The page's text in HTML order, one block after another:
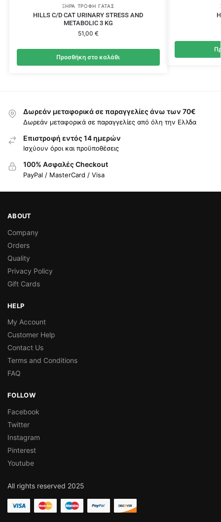
ΞΗΡΆ ΤΡΟΦΉ ΓΆΤΑΣ
HILLS C/D CAT URINARY STRESS AND
METABOLIC 3 KG
51,00 €
Προσθήκη στο καλάθι
Δωρεάν μεταφορικά σε παραγγελίες άνω των 70€
Δωρεάν μεταφορικά σε παραγγελίες από όλη την Ελλδα
Επιστροφή εντός 14 ημερών
Ισχύουν όροι και προϋποθέσεις
100% Ασφαλές Checkout
PayPal / MasterCard / Visa
ABOUT
Company
Orders
Quality
Privacy Policy
Gift Cards
HELP
My Account
Customer Help
Contact Us
Terms and Conditions
FAQ
FOLLOW
Facebook
Twitter
Instagram
Pinterest
Youtube
All rights reserved 2025